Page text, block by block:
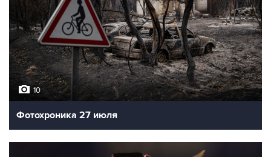
10
Фотохроника 27 июля